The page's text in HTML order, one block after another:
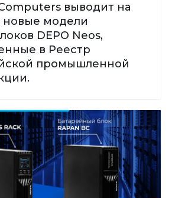
выводит на
новые модели
DEPO Neos,
в Реестр
промышленной